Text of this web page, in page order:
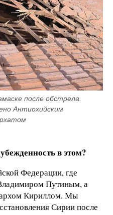
после обстрела.
Антиохийским
в этом?
Федерации, где
Путиным, а
Кириллом. Мы
Сирии после